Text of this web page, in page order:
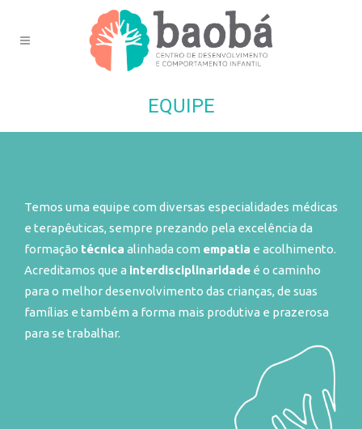
EQUIPE
Temos uma equipe com diversas especialidades médicas
e terapêuticas, sempre prezando pela excelência da
formação técnica alinhada com empatia e acolhimento.
Acreditamos que a interdisciplinaridade é o caminho
para o melhor desenvolvimento das crianças, de suas
famílias e também a forma mais produtiva e prazerosa
para se trabalhar.